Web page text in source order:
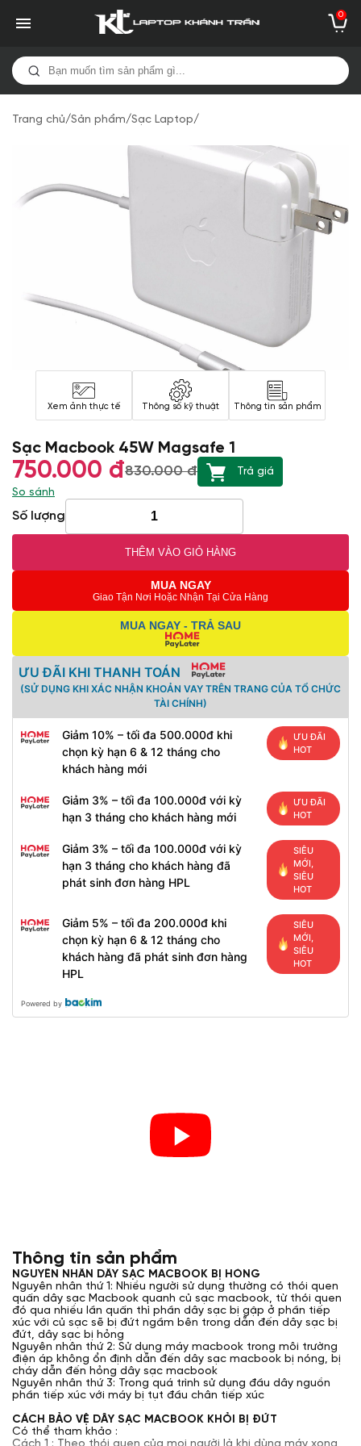
0
Trang chủ/Sản phẩm/Sạc Laptop/
Xem ảnh thực tế Thông số kỹ thuật Thông tin sản phẩm
Sạc Macbook 45W Magsafe 1
750.000 đ830.000 đ
Trả giá
So sánh
Số lượng
THÊM VÀO GIỎ HÀNG
MUA NGAY
Giao Tận Nơi Hoặc Nhận Tại Cửa Hàng
MUA NGAY - TRẢ SAU
ƯU ĐÃI KHI THANH TOÁN
(SỬ DỤNG KHI XÁC NHẬN KHOẢN VAY TRÊN TRANG CỦA TỔ CHỨC
TÀI CHÍNH)
Giảm 10% – tối đa 500.000đ khi
chọn kỳ hạn 6 & 12 tháng cho
khách hàng mới
ƯU ĐÃI
HOT
Giảm 3% – tối đa 100.000đ với kỳ
hạn 3 tháng cho khách hàng mới
ƯU ĐÃI
HOT
Giảm 3% – tối đa 100.000đ với kỳ
hạn 3 tháng cho khách hàng đã
phát sinh đơn hàng HPL
SIÊU
MỚI,
SIÊU
HOT
Giảm 5% – tối đa 200.000đ khi
chọn kỳ hạn 6 & 12 tháng cho
khách hàng đã phát sinh đơn hàng
HPL
SIÊU
MỚI,
SIÊU
HOT
Powered by
Thông tin sản phẩm
NGUYÊN NHÂN DÂY SẠC MACBOOK BỊ HỎNG
Nguyên nhân thứ 1: Nhiều người sử dụng thường có thói quen
quấn dây sạc Macbook quanh củ sạc macbook, từ thói quen
đó qua nhiều lần quấn thì phần dây sạc bị gập ở phần tiếp
xúc với củ sạc sẽ bị đứt ngầm bên trong dẫn đến dây sạc bị
đứt, dây sạc bị hỏng
Nguyên nhân thứ 2: Sử dụng máy macbook trong môi trường
điện áp không ổn định dẫn đến dây sạc macbook bị nóng, bị
cháy dẫn đến hỏng dây sạc macbook
Nguyên nhân thứ 3: Trong quá trình sử dụng đầu dây nguồn
phần tiếp xúc với máy bị tụt đầu chân tiếp xúc
CÁCH BẢO VỆ DÂY SẠC MACBOOK KHỎI BỊ ĐỨT
Có thể tham khảo :